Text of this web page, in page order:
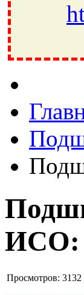
Ивантеевка,
ИСО:
Просмотров: 3132